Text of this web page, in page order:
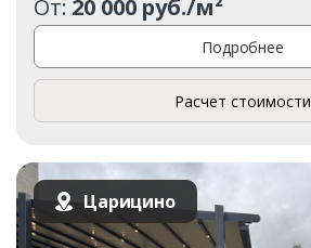
От: 20 000 руб./м²
Подробнее
Расчет стоимости
Царицино